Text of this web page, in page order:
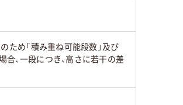
ため「積み重ね可能段数」及び
、一段につき、高さに若干の差